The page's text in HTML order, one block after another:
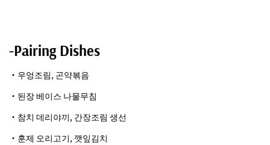
-Pairing Dishes
・우엉조림, 곤약볶음
・된장 베이스 나물무침
・참치 데리야끼, 간장조림 생선
・훈제 오리고기, 깻잎김치